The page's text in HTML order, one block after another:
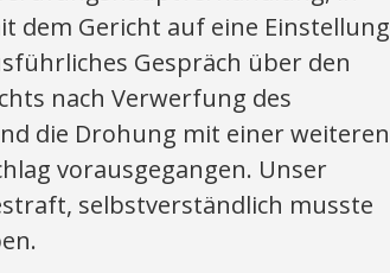
dem Gericht auf eine Einstellung
Gespräch über den
nach Verwerfung des
die Drohung mit einer weiteren
vorausgegangen. Unser
selbstverständlich musste